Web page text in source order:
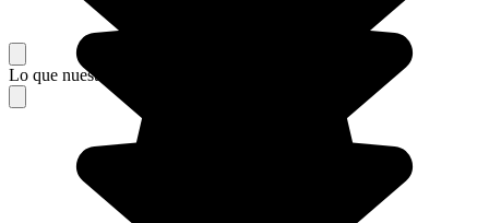
Lo que nuestros viajeros piensan de su estancia